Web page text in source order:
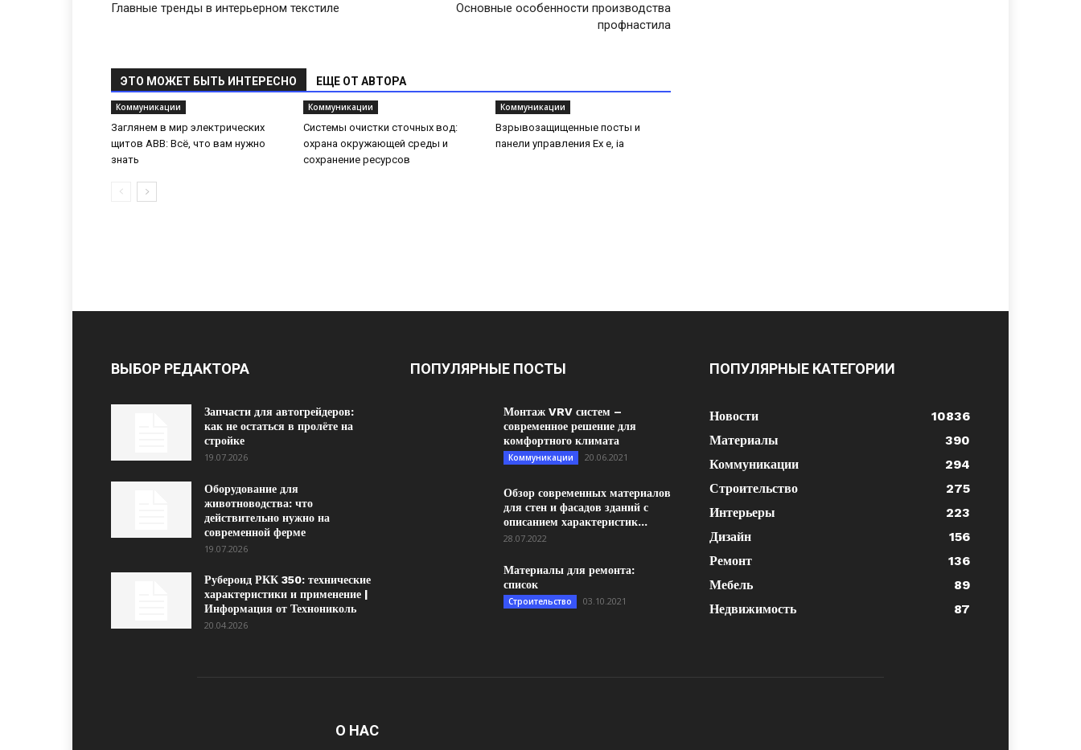
Главные тренды в интерьерном текстиле
Основные особенности производства
профнастила
ЭТО МОЖЕТ БЫТЬ ИНТЕРЕСНО ЕЩЕ ОТ АВТОРА
Коммуникации
Заглянем в мир электрических
щитов ABB: Всё, что вам нужно
знать
Коммуникации
Системы очистки сточных вод:
охрана окружающей среды и
сохранение ресурсов
Коммуникации
Взрывозащищенные посты и
панели управления Ex e, ia
ВЫБОР РЕДАКТОРА
Запчасти для автогрейдеров:
как не остаться в пролёте на
стройке
19.07.2026
Оборудование для
животноводства: что
действительно нужно на
современной ферме
19.07.2026
Рубероид РКК 350: технические
характеристики и применение |
Информация от Технониколь
20.04.2026
ПОПУЛЯРНЫЕ ПОСТЫ
Монтаж VRV систем –
современное решение для
комфортного климата
Коммуникации 20.06.2021
Обзор современных материалов
для стен и фасадов зданий с
описанием характеристик...
28.07.2022
Материалы для ремонта:
список
Строительство 03.10.2021
ПОПУЛЯРНЫЕ КАТЕГОРИИ
Новости
10836
Материалы
390
Коммуникации
294
Строительство
275
Интерьеры
223
Дизайн
156
Ремонт
136
Мебель
89
Недвижимость
87
О НАС